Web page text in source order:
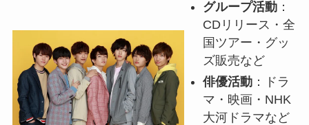
グループ活動 ：
CDリリース・全
国ツアー・グッ
ズ販売など
俳優活動 ：ドラ
マ・映画・NHK
大河ドラマなど